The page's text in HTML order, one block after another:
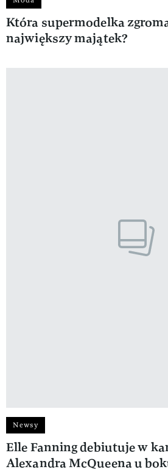
Która supermodelka
największy majątek?
Newsy
Elle Fanning debiutuje w
Alexandra McQueena u